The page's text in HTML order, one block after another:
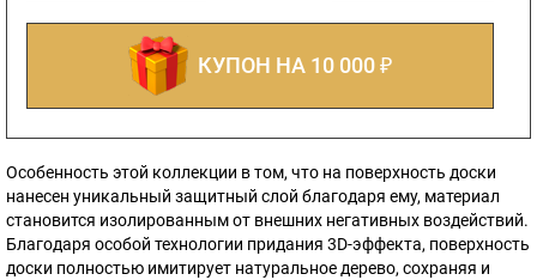
КУПОН НА 10 000 ₽
Особенность этой коллекции в том, что на поверхность доски
нанесен уникальный защитный слой благодаря ему, материал
становится изолированным от внешних негативных воздействий.
Благодаря особой технологии придания 3D-эффекта, поверхность
доски полностью имитирует натуральное дерево, сохраняя и